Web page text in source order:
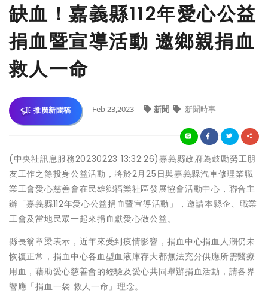
缺血！嘉義縣112年愛心公益
捐血暨宣導活動 邀鄉親捐血
救人一命
推廣新聞稿 Feb 23,2023 新聞 新聞時事
(中央社訊息服務20230223 13:32:26)嘉義縣政府為鼓勵勞工朋
友工作之餘投身公益活動，將於2月25日與嘉義縣汽車修理業職
業工會愛心慈善會在民雄鄉福樂社區發展協會活動中心，聯合主
辦「嘉義縣112年愛心公益捐血暨宣導活動」，邀請本縣企、職業
工會及當地民眾一起來捐血獻愛心做公益。
縣長翁章梁表示，近年來受到疫情影響，捐血中心捐血人潮仍未
恢復正常，捐血中心各血型血液庫存大都無法充分供應所需醫療
用血，藉助愛心慈善會的經驗及愛心共同舉辦捐血活動，請各界
響應「捐血一袋 救人一命」理念。